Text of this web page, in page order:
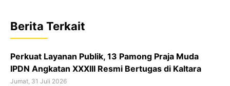
b
o
o
k
s
A
p
p
a
d
s
Berita Terkait
Perkuat Layanan Publik, 13 Pamong Praja Muda
IPDN Angkatan XXXIII Resmi Bertugas di Kaltara
Jumat, 31 Juli 2026